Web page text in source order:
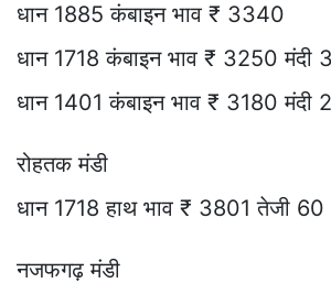
धान 1885 कंबाइन भाव ₹ 3340
धान 1718 कंबाइन भाव ₹ 3250 मंदी
धान 1401 कंबाइन भाव ₹ 3180 मंदी
रोहतक मंडी
धान 1718 हाथ भाव ₹ 3801 तेजी 60
नजफगढ़ मंडी